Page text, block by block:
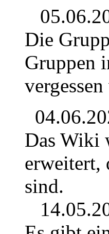
Die
Gruppen
Das Wiki
erweitert,
sind.